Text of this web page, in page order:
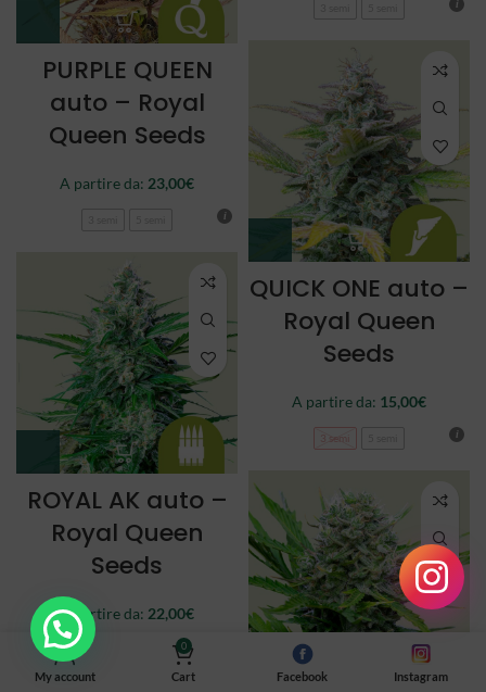
PURPLE QUEEN
auto – Royal
Queen Seeds
A partire da: 23,00€
QUICK ONE auto –
Royal Queen
Seeds
A partire da: 15,00€
3 semi
ROYAL AK auto –
Royal Queen
Seeds
A partire da: 22,00€
3 semi
My account
0
Cart Facebook Instagram